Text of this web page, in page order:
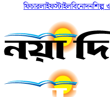
ফিচারলাইফস্টাইলবিনোদনশিল্প